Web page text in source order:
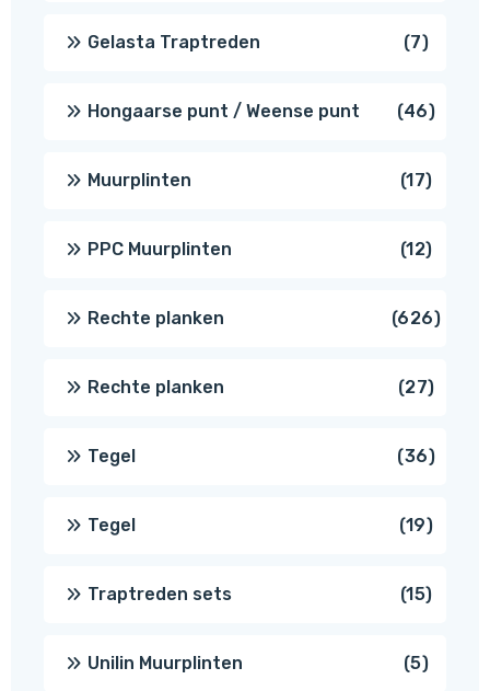
Gelasta Traptreden 77
Hongaarse punt / Weense punt 4646
Muurplinten 1717
PPC Muurplinten 1212
Rechte planken 626626
Rechte planken 2727
Tegel 3636
Tegel 1919
Traptreden sets 1515
Unilin Muurplinten 55